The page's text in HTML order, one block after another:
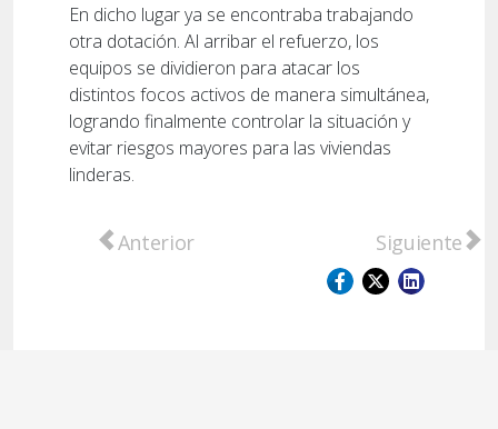
En dicho lugar ya se encontraba trabajando
otra dotación. Al arribar el refuerzo, los
equipos se dividieron para atacar los
distintos focos activos de manera simultánea,
logrando finalmente controlar la situación y
evitar riesgos mayores para las viviendas
linderas.
Artículo anterior: FESTRAM rechazó la
Anterior Artículo
Siguiente